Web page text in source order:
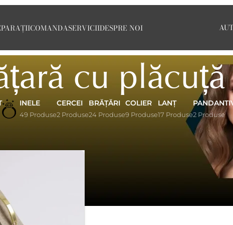
COMANDASERVICIIDESPRE NOI
cu plăcuță
INELE
49 Produse
CERCEI
2 Produse
BRĂȚĂRI
24 Produse
COLIER
9 Produse
LANȚ
17 Produse2 Produse
12 18